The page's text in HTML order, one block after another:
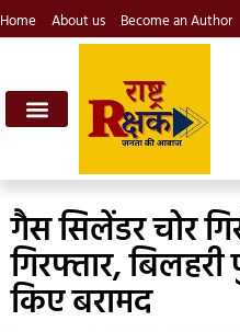
Home About us Become an Author
गैस सिलेंडर चोर
गिरफ्तार,
किए बरामद